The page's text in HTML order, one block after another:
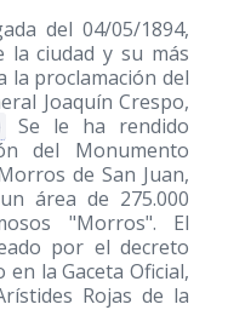
del 04/05/1894,
la ciudad y su más
la proclamación del
Joaquín Crespo,
Se le ha rendido
del Monumento
de San Juan,
área de 275.000
"Morros". El
por el decreto
la Gaceta Oficial,
Rojas de la